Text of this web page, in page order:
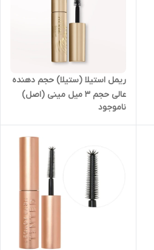
ریمل استیلا (ستیلا) حجم دهنده
عالی حجم ۳ میل مینی (اصل)
LASH Mascara 3ml
ناموجود